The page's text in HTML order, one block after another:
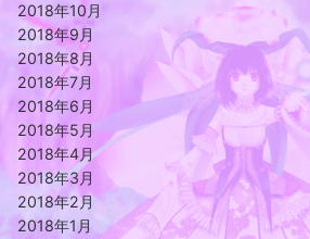
2018年10月
2018年9月
2018年8月
2018年7月
2018年6月
2018年5月
2018年4月
2018年3月
2018年2月
2018年1月